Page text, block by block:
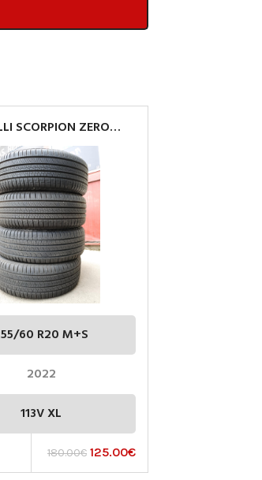
SCORPION ZERO
60R20 113V M+S
60 R20 M+S
2022
113V XL
180.00€ 125.00€